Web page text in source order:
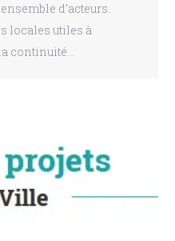
d’acteurs.
locales utiles à
continuité…